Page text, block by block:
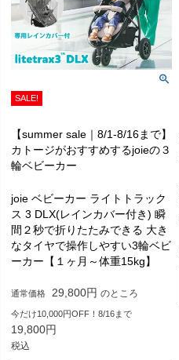
SALE!
【summer sale｜8/1-8/16まで】
カトージがおすすめするjoieの３
輪ベビーカー
joie ベビーカー ライトトラック
ス 3 DLX(レインカバー付き) 瞬
間２秒で折りたたみできる 大き
なタイヤで操作しやすい3輪ベビ
ーカー【１ヶ月～体重15kg】
通常価格 29,800 のところ
今だけ10,000円OFF！8/16まで
19,800
税込